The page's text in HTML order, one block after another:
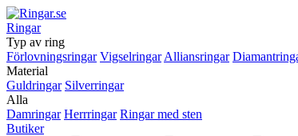
Ringar
Typ av ring
Förlovningsringar Vigselringar Alliansringar
Material
Guldringar Silverringar
Alla
Damringar Herrringar Ringar med sten
Butiker